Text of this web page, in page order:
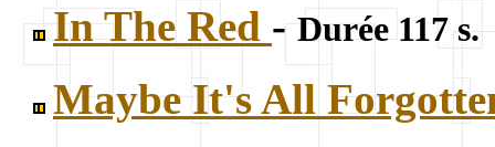
In The Red - Durée 117 s.
Maybe It's All